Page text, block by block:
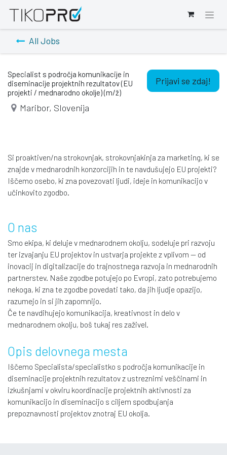
All Jobs
Prijavi se zdaj!
Specialist s področja komunikacije in
diseminacije projektnih rezultatov (EU
projekti / mednarodno okolje) (m/ž)
Maribor, Slovenija
Si proaktiven/na strokovnjak, strokovnjakinja za marketing, ki se
znajde v mednarodnih konzorcijih in te navdušujejo EU projekti?
Iščemo osebo, ki zna povezovati ljudi, ideje in komunikacijo v
učinkovito zgodbo.
O nas
Smo ekipa, ki deluje v mednarodnem okolju, sodeluje pri razvoju
ter izvajanju EU projektov in ustvarja projekte z vplivom — od
inovacij in digitalizacije do trajnostnega razvoja in mednarodnih
partnerstev. Naše zgodbe potujejo po Evropi, zato potrebujemo
nekoga, ki zna te zgodbe povedati tako, da jih ljudje opazijo,
razumejo in si jih zapomnijo.
Če te navdihujejo komunikacija, kreativnost in delo v
mednarodnem okolju, boš tukaj res zaživel.
Opis delovnega mesta
Iščemo Specialista/specialistko s področja komunikacije in
diseminacije projektnih rezultatov z ustreznimi veščinami in
izkušnjami v okviru koordinacije projektnih aktivnosti za
komunikacijo in diseminacijo s ciljem spodbujanja
prepoznavnosti projektov znotraj EU okolja.